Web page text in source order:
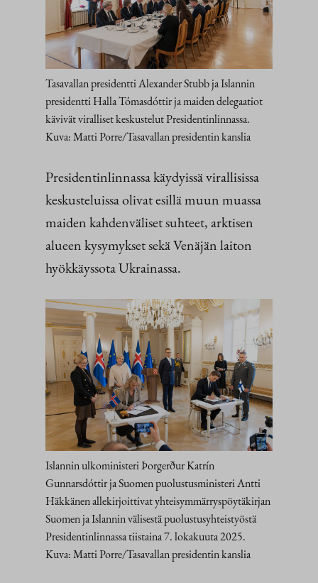
Tasavallan presidentti Alexander Stubb ja Islannin
presidentti Halla Tómasdóttir ja maiden delegaatiot
kävivät viralliset keskustelut Presidentinlinnassa.
Kuva: Matti Porre/Tasavallan presidentin kanslia
Presidentinlinnassa käydyissä virallisissa
keskusteluissa olivat esillä muun muassa
maiden kahdenväliset suhteet, arktisen
alueen kysymykset sekä Venäjän laiton
hyökkäyssota Ukrainassa.
Islannin ulkoministeri Þorgerður Katrín
Gunnarsdóttir ja Suomen puolustusministeri Antti
Häkkänen allekirjoittivat yhteisymmärryspöytäkirjan
Suomen ja Islannin välisestä puolustusyhteistyöstä
Presidentinlinnassa tiistaina 7. lokakuuta 2025.
Kuva: Matti Porre/Tasavallan presidentin kanslia